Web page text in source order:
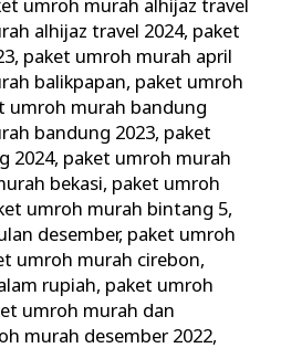
umroh murah alhijaz travel
alhijaz travel 2024, paket
, paket umroh murah april
balikpapan, paket umroh
umroh murah bandung
bandung 2023, paket
2024, paket umroh murah
bekasi, paket umroh
umroh murah bintang 5,
desember, paket umroh
umroh murah cirebon,
rupiah, paket umroh
umroh murah dan
murah desember 2022,